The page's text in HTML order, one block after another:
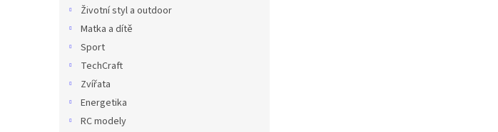
Životní styl a outdoor
Matka a dítě
Sport
TechCraft
Zvířata
Energetika
RC modely